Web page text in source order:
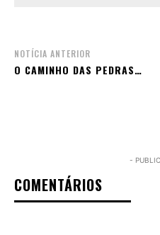
NOTÍCIA ANTERIOR
O CAMINHO DAS PEDRAS…
-
COMENTÁRIOS